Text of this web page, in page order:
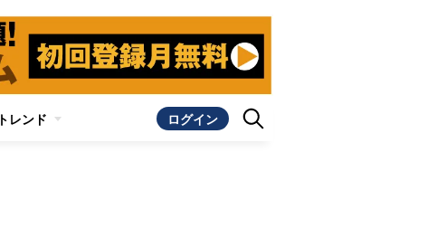
トレンド ログイン